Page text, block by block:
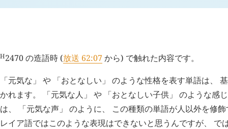
H2470の造語時 (放送 62:07 から) で触れた内容です。
「元気な」 や 「おとなしい」 のような性格を表す単語は、
かれます。 「元気な人」 や 「おとなしい子供」 のような感
は、 「元気な声」 のように、 この種類の単語が人以外を修
レイア語ではこのような表現はできないと思うんですが、 で